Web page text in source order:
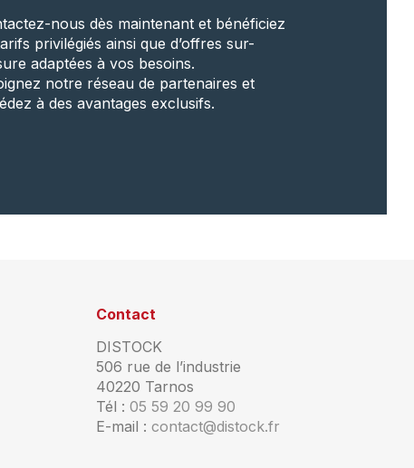
nous dès maintenant et bénéficiez
privilégiés ainsi que d’offres sur-
adaptées à vos besoins.
notre réseau de partenaires et
à des avantages exclusifs.
Contact
DISTOCK
506 rue de l’industrie
40220 Tarnos
Tél : 05 59 20 99 90
E-mail : contact@distock.fr